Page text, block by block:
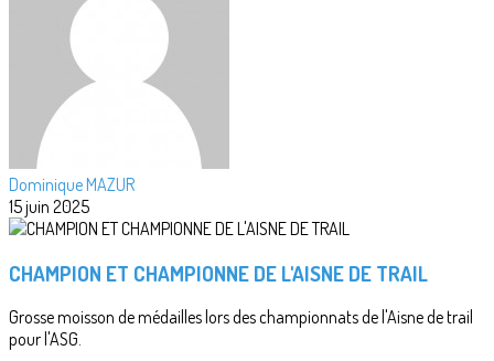
Dominique MAZUR
15 juin 2025
CHAMPION ET CHAMPIONNE DE L'AISNE DE TRAIL
Grosse moisson de médailles lors des championnats de l'Aisne de trail
pour l'ASG.